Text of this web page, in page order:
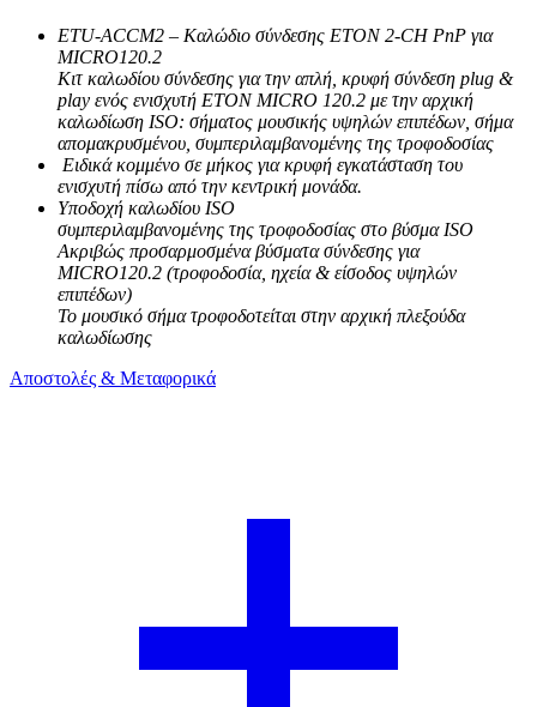
ETU-ACCM2 – Καλώδιο σύνδεσης ETON 2-CH PnP για
MICRO120.2
Κιτ καλωδίου σύνδεσης για την απλή, κρυφή σύνδεση plug &
play ενός ενισχυτή ETON MICRO 120.2 με την αρχική
καλωδίωση ISO: σήματος μουσικής υψηλών επιπέδων, σήμα
απομακρυσμένου, συμπεριλαμβανομένης της τροφοδοσίας
Ειδικά κομμένο σε μήκος για κρυφή εγκατάσταση του
ενισχυτή πίσω από την κεντρική μονάδα.
Υποδοχή καλωδίου ISO
συμπεριλαμβανομένης της τροφοδοσίας στο βύσμα ISO
Ακριβώς προσαρμοσμένα βύσματα σύνδεσης για
MICRO120.2 (τροφοδοσία, ηχεία & είσοδος υψηλών
επιπέδων)
Το μουσικό σήμα τροφοδοτείται στην αρχική πλεξούδα
καλωδίωσης
Αποστολές & Μεταφορικά